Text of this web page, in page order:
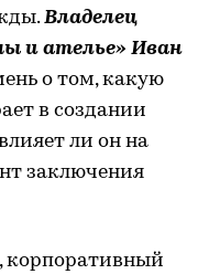
Владелец
и ателье» Иван
о том, какую
в создании
ли он на
заключения
корпоративный